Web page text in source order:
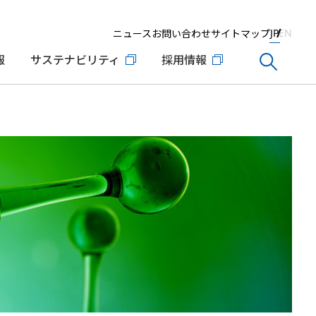
サステナビリティ 採用情報
ニュースお問い合わせサイトマップJPEN